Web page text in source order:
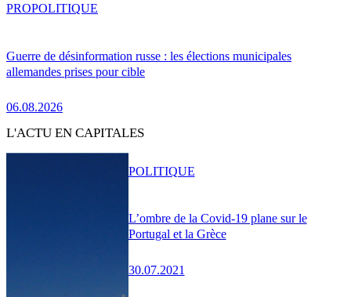
Guerre de désinformation russe : les élections municipales
allemandes prises pour cible
06.08.2026
PROPOLITIQUE
L'ACTU EN CAPITALES
L’ombre de la Covid-19 plane sur le
Portugal et la Grèce
30.07.2021
POLITIQUE